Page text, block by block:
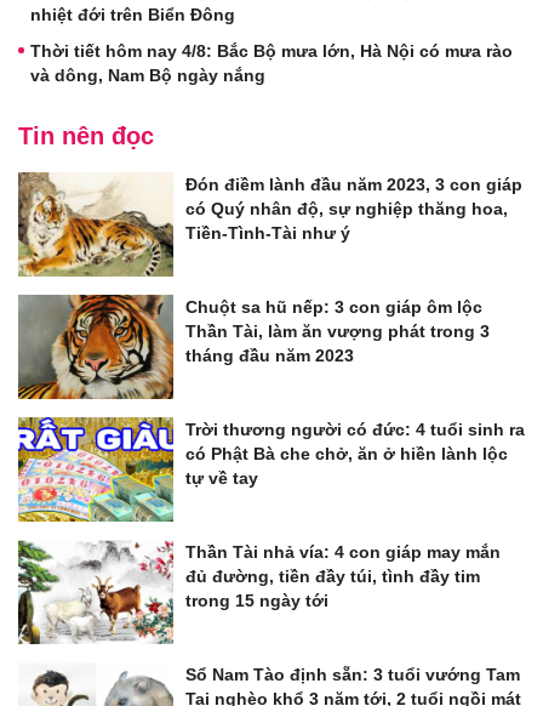
nhiệt đới trên Biển Đông
Thời tiết hôm nay 4/8: Bắc Bộ mưa lớn, Hà Nội có mưa rào
và dông, Nam Bộ ngày nắng
Tin nên đọc
Đón điềm lành đầu năm 2023, 3 con giáp
có Quý nhân độ, sự nghiệp thăng hoa,
Tiền-Tình-Tài như ý
Chuột sa hũ nếp: 3 con giáp ôm lộc
Thần Tài, làm ăn vượng phát trong 3
tháng đầu năm 2023
Trời thương người có đức: 4 tuổi sinh ra
có Phật Bà che chở, ăn ở hiền lành lộc
tự về tay
Thần Tài nhả vía: 4 con giáp may mắn
đủ đường, tiền đầy túi, tình đầy tim
trong 15 ngày tới
Sổ Nam Tào định sẵn: 3 tuổi vướng Tam
Tai nghèo khổ 3 năm tới, 2 tuổi ngồi mát